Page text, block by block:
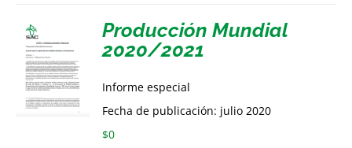
Producción Mundial
2020/2021
Informe especial
Fecha de publicación: julio 2020
$0